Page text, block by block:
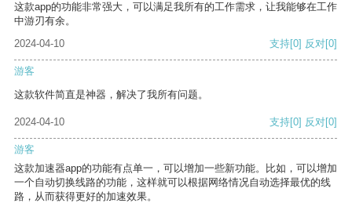
这款app的功能非常强大，可以满足我所有的工作需求，让我能够在工作
中游刃有余。
2024-04-10
支持[0] 反对[0]
游客
这款软件简直是神器，解决了我所有问题。
2024-04-10 支持[0] 反对[0]
游客
这款加速器app的功能有点单一，可以增加一些新功能。比如，可以增加
一个自动切换线路的功能，这样就可以根据网络情况自动选择最优的线
路，从而获得更好的加速效果。